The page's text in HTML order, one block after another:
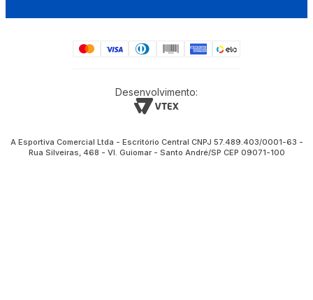
Desenvolvimento:
A Esportiva Comercial Ltda - Escritório Central CNPJ 57.489.403/0001-63 -
Rua Silveiras, 468 - Vl. Guiomar - Santo André/SP CEP 09071-100